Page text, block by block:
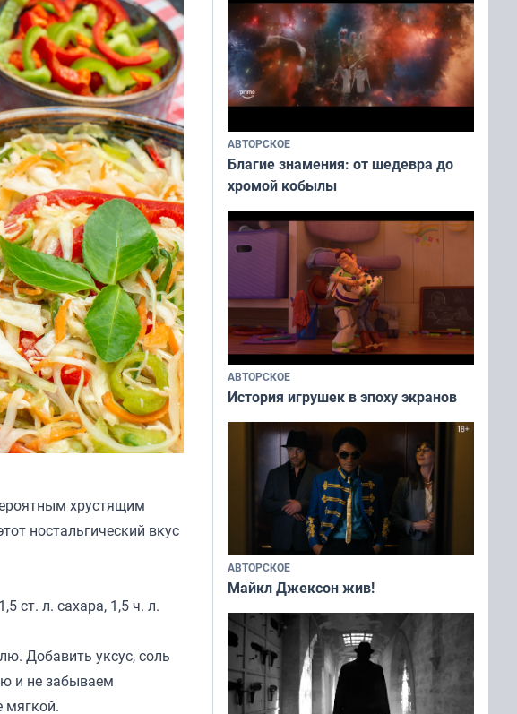
хрустящим
ностальгический вкус
ст. л. сахара, 1,5 ч. л.
Добавить уксус, соль
и не забываем
мягкой.
АВТОРСКОЕ
Благие знамения: от шедевра до
хромой кобылы
АВТОРСКОЕ
История игрушек в эпоху экранов
АВТОРСКОЕ
Майкл Джексон жив!